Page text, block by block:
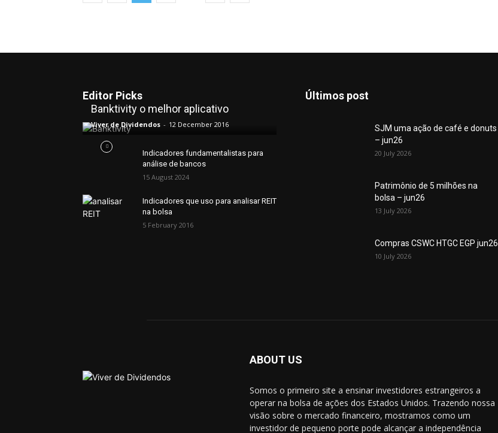
Editor Picks
Banktivity o melhor aplicativo
Viver de Dividendos - 12 December 2016
Indicadores fundamentalistas para
análise de bancos
15 August 2024
Indicadores que uso para analisar REIT
na bolsa
5 February 2016
Últimos post
SJM uma ação de café e donuts
– jun26
20 July 2026
Patrimônio de 5 milhões na
bolsa – jun26
13 July 2026
Compras CSWC HTGC EGP jun26
10 July 2026
ABOUT US
Somos o primeiro site a ensinar investidores estrangeiros a
operar na bolsa de ações dos Estados Unidos. Trazendo nossa
visão sobre o mercado financeiro, mostramos como um
investidor de pequeno porte pode alcançar a independência